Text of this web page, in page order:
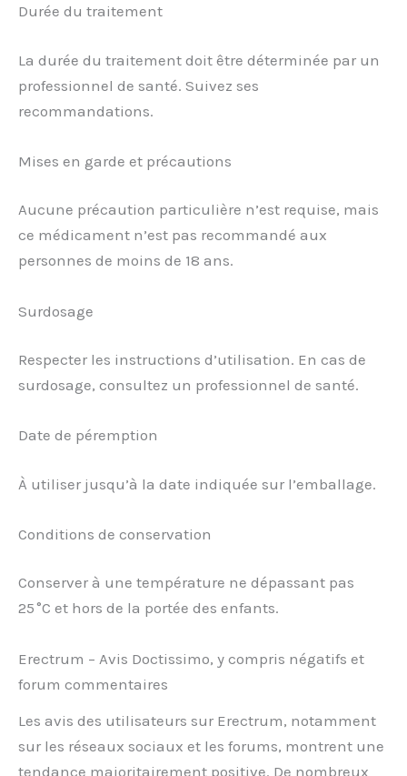
Durée du traitement
La durée du traitement doit être déterminée par un
professionnel de santé. Suivez ses
recommandations.
Mises en garde et précautions
Aucune précaution particulière n’est requise, mais
ce médicament n’est pas recommandé aux
personnes de moins de 18 ans.
Surdosage
Respecter les instructions d’utilisation. En cas de
surdosage, consultez un professionnel de santé.
Date de péremption
À utiliser jusqu’à la date indiquée sur l’emballage.
Conditions de conservation
Conserver à une température ne dépassant pas
25 °C et hors de la portée des enfants.
Erectrum – Avis Doctissimo, y compris négatifs et
forum commentaires
Les avis des utilisateurs sur Erectrum, notamment
sur les réseaux sociaux et les forums, montrent une
tendance majoritairement positive. De nombreux